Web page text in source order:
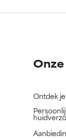
Ontdek